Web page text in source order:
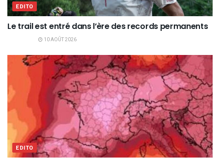
EDITO
Le trail est entré dans l’ère des records permanents
10 AOÛT 2026
EDITO